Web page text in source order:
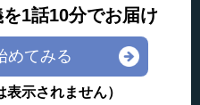
1話10分でお届け
めてみる
表示されません）